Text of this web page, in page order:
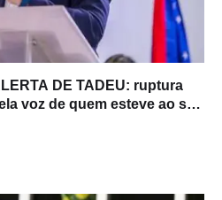
DE TADEU: ruptura
voz de quem esteve ao seu